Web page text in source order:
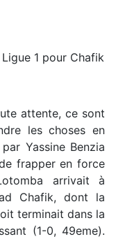
1 pour Chafik
attente, ce sont
les choses en
Yassine Benzia
frapper en force
arrivait à
Chafik, dont la
terminait dans la
(1-0, 49eme).